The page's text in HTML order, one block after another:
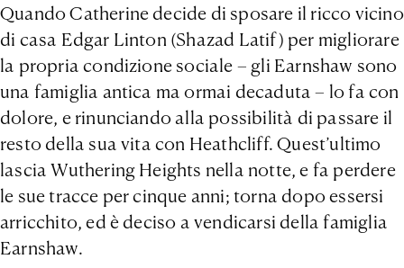
Quando Catherine decide di sposare il ricco vicino
di casa Edgar Linton (Shazad Latif) per migliorare
la propria condizione sociale – gli Earnshaw sono
una famiglia antica ma ormai decaduta – lo fa con
dolore, e rinunciando alla possibilità di passare il
resto della sua vita con Heathcliff. Quest’ultimo
lascia Wuthering Heights nella notte, e fa perdere
le sue tracce per cinque anni; torna dopo essersi
arricchito, ed è deciso a vendicarsi della famiglia
Earnshaw.